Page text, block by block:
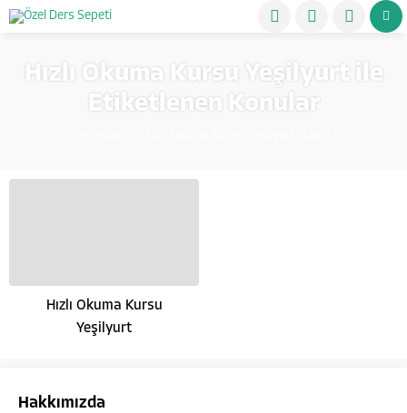
Hızlı Okuma Kursu Yeşilyurt ile
Etiketlenen Konular
Hızlı Okuma Kursu
Yeşilyurt
Hakkımızda